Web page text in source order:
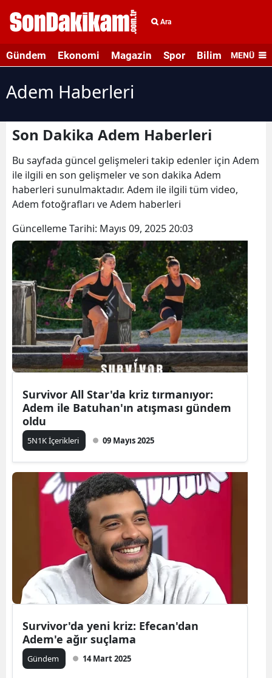
Ara
Gündem Ekonomi Magazin Spor Bilim veMENÜ
Adem Haberleri
Son Dakika Adem Haberleri
Bu sayfada güncel gelişmeleri takip edenler için Adem
ile ilgili en son gelişmeler ve son dakika Adem
haberleri sunulmaktadır. Adem ile ilgili tüm video,
Adem fotoğrafları ve Adem haberleri
Güncelleme Tarihi: Mayıs 09, 2025 20:03
Survivor All Star'da kriz tırmanıyor:
Adem ile Batuhan'ın atışması gündem
oldu
5N1K İçerikleri 09 Mayıs 2025
Survivor'da yeni kriz: Efecan'dan
Adem'e ağır suçlama
Gündem 14 Mart 2025